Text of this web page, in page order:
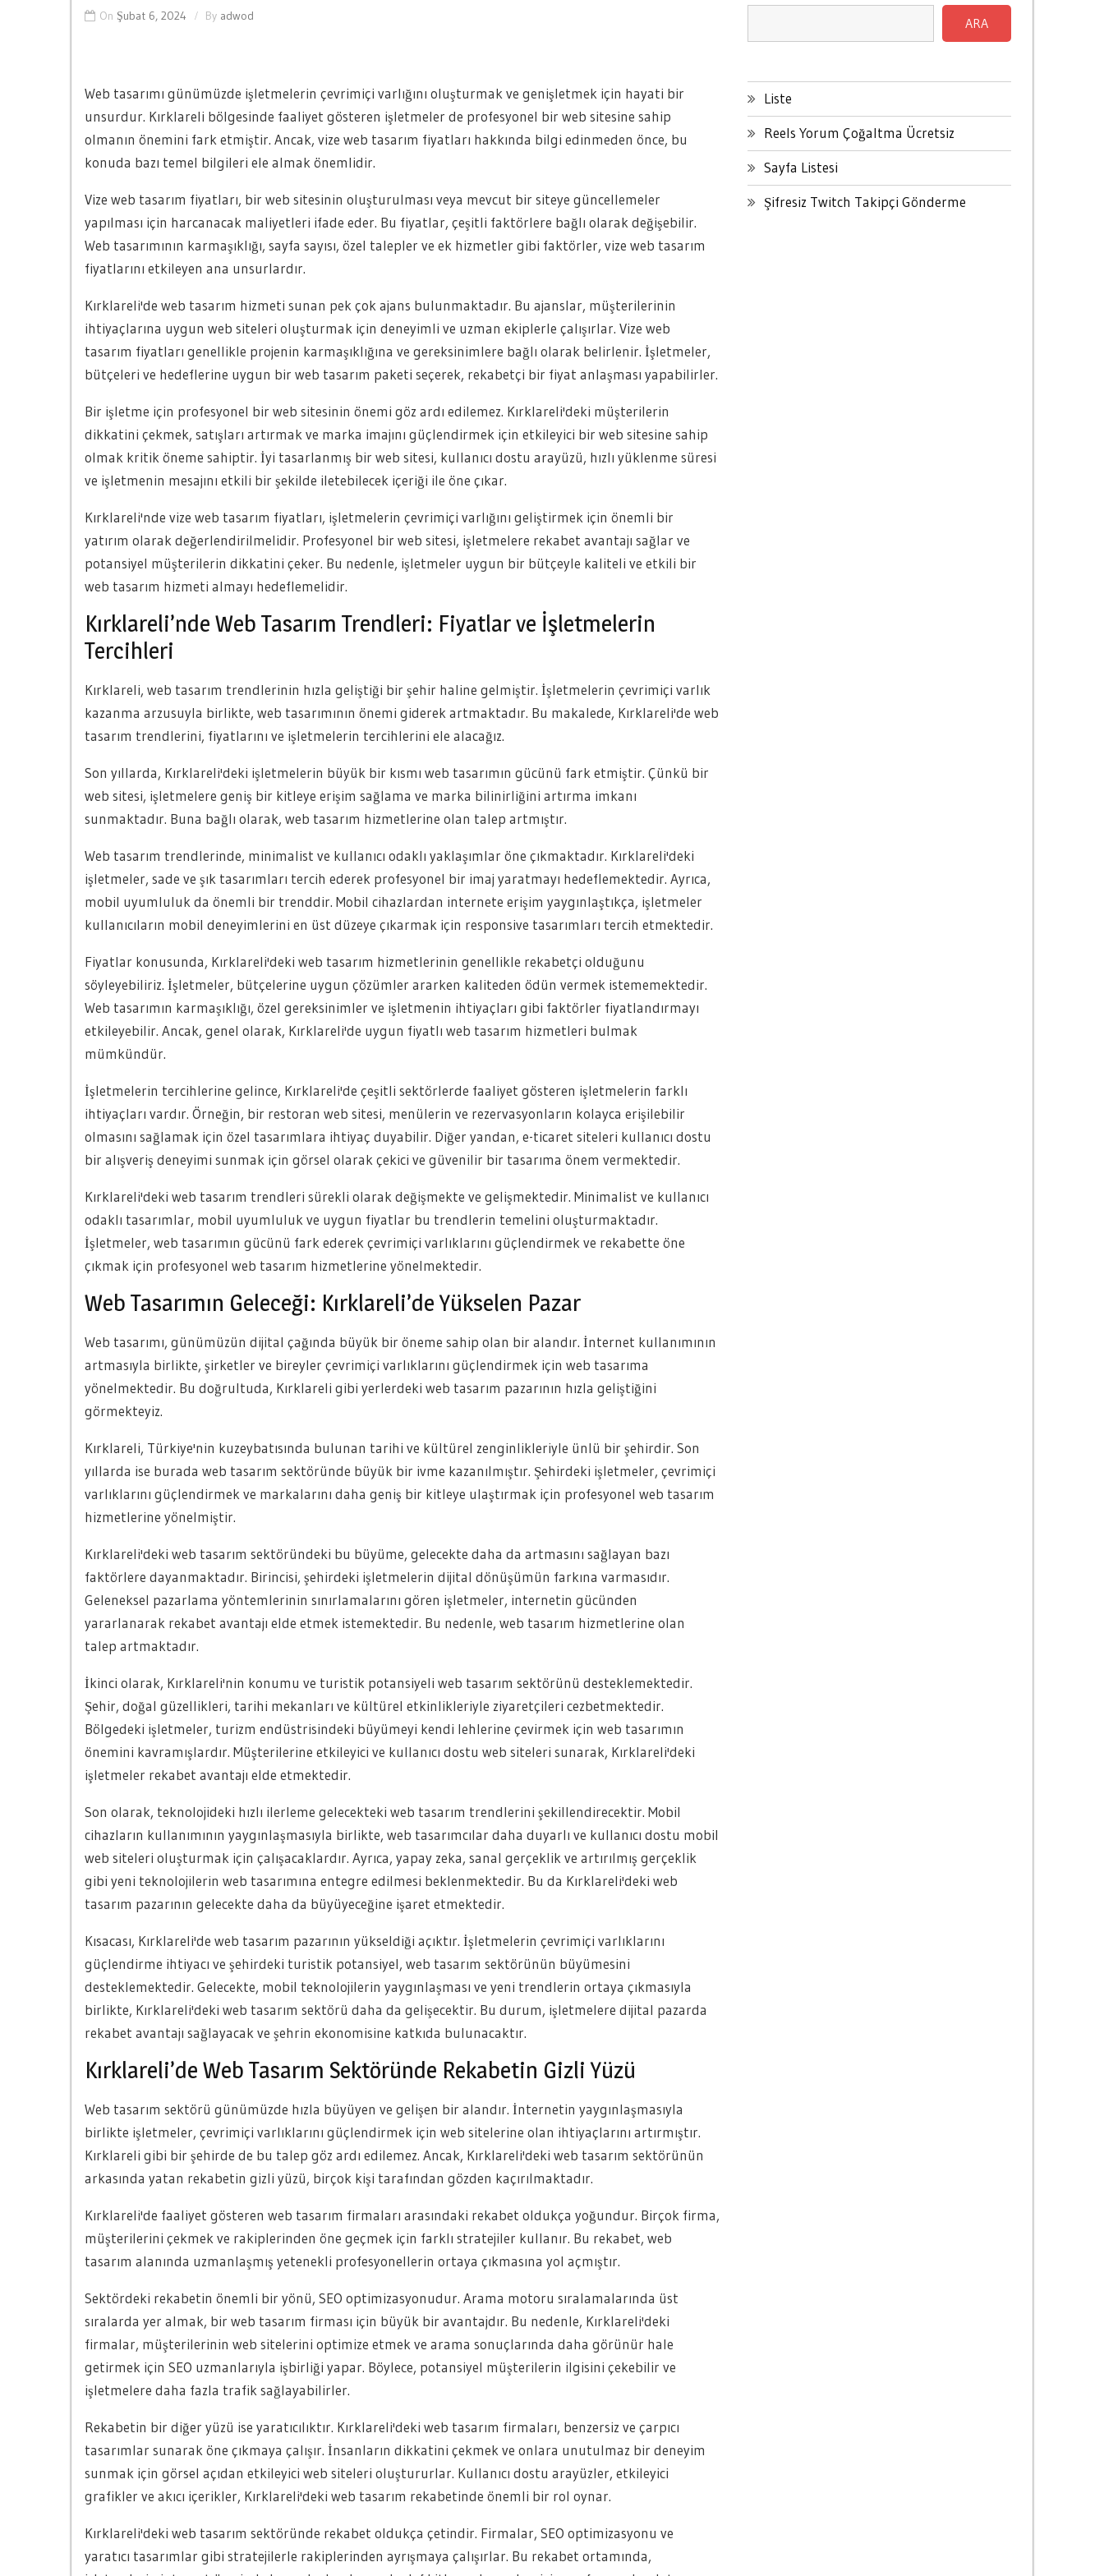
On Şubat 6, 2024 By adwod
Web tasarımı günümüzde işletmelerin çevrimiçi varlığını oluşturmak ve genişletmek için hayati bir
unsurdur. Kırklareli bölgesinde faaliyet gösteren işletmeler de profesyonel bir web sitesine sahip
olmanın önemini fark etmiştir. Ancak, vize web tasarım fiyatları hakkında bilgi edinmeden önce, bu
konuda bazı temel bilgileri ele almak önemlidir.
Vize web tasarım fiyatları, bir web sitesinin oluşturulması veya mevcut bir siteye güncellemeler
yapılması için harcanacak maliyetleri ifade eder. Bu fiyatlar, çeşitli faktörlere bağlı olarak değişebilir.
Web tasarımının karmaşıklığı, sayfa sayısı, özel talepler ve ek hizmetler gibi faktörler, vize web tasarım
fiyatlarını etkileyen ana unsurlardır.
Kırklareli'de web tasarım hizmeti sunan pek çok ajans bulunmaktadır. Bu ajanslar, müşterilerinin
ihtiyaçlarına uygun web siteleri oluşturmak için deneyimli ve uzman ekiplerle çalışırlar. Vize web
tasarım fiyatları genellikle projenin karmaşıklığına ve gereksinimlere bağlı olarak belirlenir. İşletmeler,
bütçeleri ve hedeflerine uygun bir web tasarım paketi seçerek, rekabetçi bir fiyat anlaşması yapabilirler.
Bir işletme için profesyonel bir web sitesinin önemi göz ardı edilemez. Kırklareli'deki müşterilerin
dikkatini çekmek, satışları artırmak ve marka imajını güçlendirmek için etkileyici bir web sitesine sahip
olmak kritik öneme sahiptir. İyi tasarlanmış bir web sitesi, kullanıcı dostu arayüzü, hızlı yüklenme süresi
ve işletmenin mesajını etkili bir şekilde iletebilecek içeriği ile öne çıkar.
Kırklareli'nde vize web tasarım fiyatları, işletmelerin çevrimiçi varlığını geliştirmek için önemli bir
yatırım olarak değerlendirilmelidir. Profesyonel bir web sitesi, işletmelere rekabet avantajı sağlar ve
potansiyel müşterilerin dikkatini çeker. Bu nedenle, işletmeler uygun bir bütçeyle kaliteli ve etkili bir
web tasarım hizmeti almayı hedeflemelidir.
Kırklareli’nde Web Tasarım Trendleri: Fiyatlar ve İşletmelerin
Tercihleri
Kırklareli, web tasarım trendlerinin hızla geliştiği bir şehir haline gelmiştir. İşletmelerin çevrimiçi varlık
kazanma arzusuyla birlikte, web tasarımının önemi giderek artmaktadır. Bu makalede, Kırklareli'de web
tasarım trendlerini, fiyatlarını ve işletmelerin tercihlerini ele alacağız.
Son yıllarda, Kırklareli'deki işletmelerin büyük bir kısmı web tasarımın gücünü fark etmiştir. Çünkü bir
web sitesi, işletmelere geniş bir kitleye erişim sağlama ve marka bilinirliğini artırma imkanı
sunmaktadır. Buna bağlı olarak, web tasarım hizmetlerine olan talep artmıştır.
Web tasarım trendlerinde, minimalist ve kullanıcı odaklı yaklaşımlar öne çıkmaktadır. Kırklareli'deki
işletmeler, sade ve şık tasarımları tercih ederek profesyonel bir imaj yaratmayı hedeflemektedir. Ayrıca,
mobil uyumluluk da önemli bir trenddir. Mobil cihazlardan internete erişim yaygınlaştıkça, işletmeler
kullanıcıların mobil deneyimlerini en üst düzeye çıkarmak için responsive tasarımları tercih etmektedir.
Fiyatlar konusunda, Kırklareli'deki web tasarım hizmetlerinin genellikle rekabetçi olduğunu
söyleyebiliriz. İşletmeler, bütçelerine uygun çözümler ararken kaliteden ödün vermek istememektedir.
Web tasarımın karmaşıklığı, özel gereksinimler ve işletmenin ihtiyaçları gibi faktörler fiyatlandırmayı
etkileyebilir. Ancak, genel olarak, Kırklareli'de uygun fiyatlı web tasarım hizmetleri bulmak
mümkündür.
İşletmelerin tercihlerine gelince, Kırklareli'de çeşitli sektörlerde faaliyet gösteren işletmelerin farklı
ihtiyaçları vardır. Örneğin, bir restoran web sitesi, menülerin ve rezervasyonların kolayca erişilebilir
olmasını sağlamak için özel tasarımlara ihtiyaç duyabilir. Diğer yandan, e-ticaret siteleri kullanıcı dostu
bir alışveriş deneyimi sunmak için görsel olarak çekici ve güvenilir bir tasarıma önem vermektedir.
Kırklareli'deki web tasarım trendleri sürekli olarak değişmekte ve gelişmektedir. Minimalist ve kullanıcı
odaklı tasarımlar, mobil uyumluluk ve uygun fiyatlar bu trendlerin temelini oluşturmaktadır.
İşletmeler, web tasarımın gücünü fark ederek çevrimiçi varlıklarını güçlendirmek ve rekabette öne
çıkmak için profesyonel web tasarım hizmetlerine yönelmektedir.
Web Tasarımın Geleceği: Kırklareli’de Yükselen Pazar
Web tasarımı, günümüzün dijital çağında büyük bir öneme sahip olan bir alandır. İnternet kullanımının
artmasıyla birlikte, şirketler ve bireyler çevrimiçi varlıklarını güçlendirmek için web tasarıma
yönelmektedir. Bu doğrultuda, Kırklareli gibi yerlerdeki web tasarım pazarının hızla geliştiğini
görmekteyiz.
Kırklareli, Türkiye'nin kuzeybatısında bulunan tarihi ve kültürel zenginlikleriyle ünlü bir şehirdir. Son
yıllarda ise burada web tasarım sektöründe büyük bir ivme kazanılmıştır. Şehirdeki işletmeler, çevrimiçi
varlıklarını güçlendirmek ve markalarını daha geniş bir kitleye ulaştırmak için profesyonel web tasarım
hizmetlerine yönelmiştir.
Kırklareli'deki web tasarım sektöründeki bu büyüme, gelecekte daha da artmasını sağlayan bazı
faktörlere dayanmaktadır. Birincisi, şehirdeki işletmelerin dijital dönüşümün farkına varmasıdır.
Geleneksel pazarlama yöntemlerinin sınırlamalarını gören işletmeler, internetin gücünden
yararlanarak rekabet avantajı elde etmek istemektedir. Bu nedenle, web tasarım hizmetlerine olan
talep artmaktadır.
İkinci olarak, Kırklareli'nin konumu ve turistik potansiyeli web tasarım sektörünü desteklemektedir.
Şehir, doğal güzellikleri, tarihi mekanları ve kültürel etkinlikleriyle ziyaretçileri cezbetmektedir.
Bölgedeki işletmeler, turizm endüstrisindeki büyümeyi kendi lehlerine çevirmek için web tasarımın
önemini kavramışlardır. Müşterilerine etkileyici ve kullanıcı dostu web siteleri sunarak, Kırklareli'deki
işletmeler rekabet avantajı elde etmektedir.
Son olarak, teknolojideki hızlı ilerleme gelecekteki web tasarım trendlerini şekillendirecektir. Mobil
cihazların kullanımının yaygınlaşmasıyla birlikte, web tasarımcılar daha duyarlı ve kullanıcı dostu mobil
web siteleri oluşturmak için çalışacaklardır. Ayrıca, yapay zeka, sanal gerçeklik ve artırılmış gerçeklik
gibi yeni teknolojilerin web tasarımına entegre edilmesi beklenmektedir. Bu da Kırklareli'deki web
tasarım pazarının gelecekte daha da büyüyeceğine işaret etmektedir.
Kısacası, Kırklareli'de web tasarım pazarının yükseldiği açıktır. İşletmelerin çevrimiçi varlıklarını
güçlendirme ihtiyacı ve şehirdeki turistik potansiyel, web tasarım sektörünün büyümesini
desteklemektedir. Gelecekte, mobil teknolojilerin yaygınlaşması ve yeni trendlerin ortaya çıkmasıyla
birlikte, Kırklareli'deki web tasarım sektörü daha da gelişecektir. Bu durum, işletmelere dijital pazarda
rekabet avantajı sağlayacak ve şehrin ekonomisine katkıda bulunacaktır.
Kırklareli’de Web Tasarım Sektöründe Rekabetin Gizli Yüzü
Web tasarım sektörü günümüzde hızla büyüyen ve gelişen bir alandır. İnternetin yaygınlaşmasıyla
birlikte işletmeler, çevrimiçi varlıklarını güçlendirmek için web sitelerine olan ihtiyaçlarını artırmıştır.
Kırklareli gibi bir şehirde de bu talep göz ardı edilemez. Ancak, Kırklareli'deki web tasarım sektörünün
arkasında yatan rekabetin gizli yüzü, birçok kişi tarafından gözden kaçırılmaktadır.
Kırklareli'de faaliyet gösteren web tasarım firmaları arasındaki rekabet oldukça yoğundur. Birçok firma,
müşterilerini çekmek ve rakiplerinden öne geçmek için farklı stratejiler kullanır. Bu rekabet, web
tasarım alanında uzmanlaşmış yetenekli profesyonellerin ortaya çıkmasına yol açmıştır.
Sektördeki rekabetin önemli bir yönü, SEO optimizasyonudur. Arama motoru sıralamalarında üst
sıralarda yer almak, bir web tasarım firması için büyük bir avantajdır. Bu nedenle, Kırklareli'deki
firmalar, müşterilerinin web sitelerini optimize etmek ve arama sonuçlarında daha görünür hale
getirmek için SEO uzmanlarıyla işbirliği yapar. Böylece, potansiyel müşterilerin ilgisini çekebilir ve
işletmelere daha fazla trafik sağlayabilirler.
Rekabetin bir diğer yüzü ise yaratıcılıktır. Kırklareli'deki web tasarım firmaları, benzersiz ve çarpıcı
tasarımlar sunarak öne çıkmaya çalışır. İnsanların dikkatini çekmek ve onlara unutulmaz bir deneyim
sunmak için görsel açıdan etkileyici web siteleri oluştururlar. Kullanıcı dostu arayüzler, etkileyici
grafikler ve akıcı içerikler, Kırklareli'deki web tasarım rekabetinde önemli bir rol oynar.
Kırklareli'deki web tasarım sektöründe rekabet oldukça çetindir. Firmalar, SEO optimizasyonu ve
yaratıcı tasarımlar gibi stratejilerle rakiplerinden ayrışmaya çalışırlar. Bu rekabet ortamında,
ARA
Liste
Reels Yorum Çoğaltma Ücretsiz
Sayfa Listesi
Şifresiz Twitch Takipçi Gönderme